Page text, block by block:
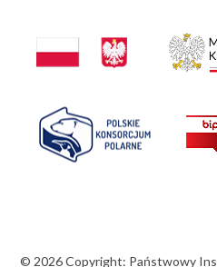
© 2026 Copyright: Państwowy